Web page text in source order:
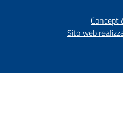
Concept
Sito web